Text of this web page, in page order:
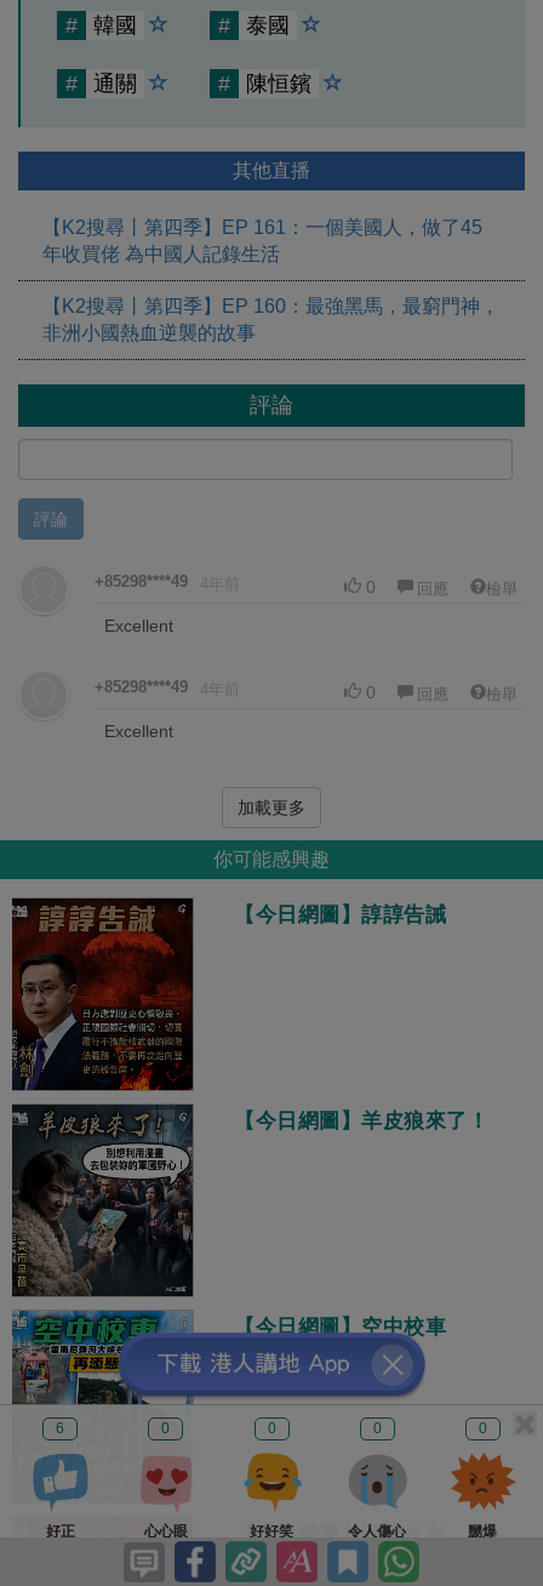
# 韓國 # 泰國
# 通關 # 陳恒鑌
6
好正
0
心心眼
0
好好笑
0
令人傷心
0
嬲爆
其他直播
【K2搜尋丨第四季】EP 161：一個美國人，做了45
年收買佬 為中國人記錄生活
【K2搜尋丨第四季】EP 160：最強黑馬，最窮門神，
非洲小國熱血逆襲的故事
評論
評論
+85298****49 4年前 0 回應 檢舉
Excellent
+85298****49 4年前 0 回應 檢舉
Excellent
加載更多
你可能感興趣
【今日網圖】諄諄告誡
【今日網圖】羊皮狼來了！
【今日網圖】空中校車
【今日網圖】堅決反對